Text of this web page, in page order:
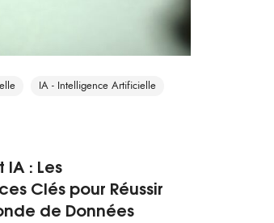
IA - Intelligence Artificielle
IA : Les
Clés pour Réussir
de Données